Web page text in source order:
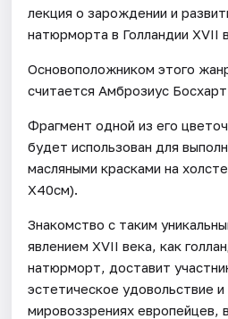
лекция о зарождении и
натюрморта в Голландии ХVII
Основоположником этого
считается Амброзиус
Фрагмент одной из его
будет использован для
масляными красками на
Х40см).
Знакомство с таким
явлением ХVII века, как
натюрморт, доставит
эстетическое удовольствие и
мировоззрениях европейцев,